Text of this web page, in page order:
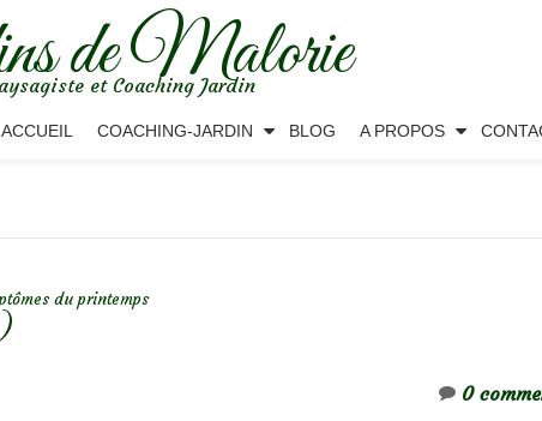
de Malorie
et Coaching Jardin
ACCUEIL COACHING-JARDIN BLOG A PROPOS
du printemps
0